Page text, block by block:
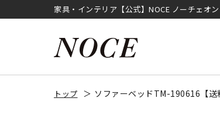
家具・インテリア【公式】NOCE ノーチェオ
トップ ソファーベッドTM-190616【